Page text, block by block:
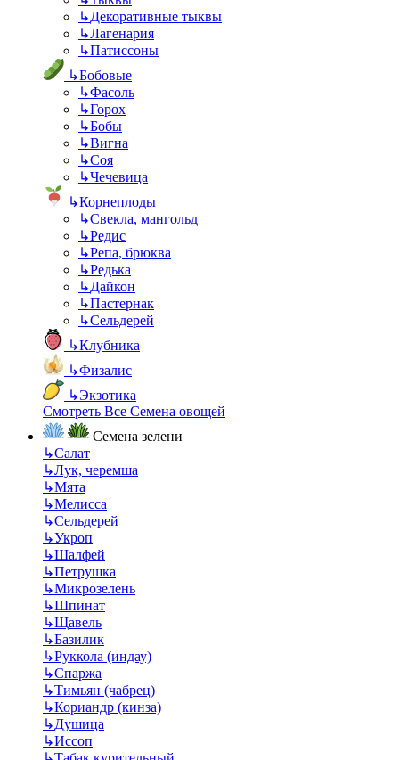
↳Декоративные тыквы
↳Лагенария
↳Патиссоны
↳Бобовые
↳Фасоль
↳Горох
↳Бобы
↳Вигна
↳Соя
↳Чечевица
↳Корнеплоды
↳Свекла, мангольд
↳Редис
↳Репа, брюква
↳Редька
↳Дайкон
↳Пастернак
↳Сельдерей
↳Клубника
↳Физалис
↳Экзотика
Смотреть Все Семена овощей
Семена зелени
↳Салат
↳Лук, черемша
↳Мята
↳Мелисса
↳Сельдерей
↳Укроп
↳Шалфей
↳Петрушка
↳Микрозелень
↳Шпинат
↳Щавель
↳Базилик
↳Руккола (индау)
↳Спаржа
↳Тимьян (чабрец)
↳Кориандр (кинза)
↳Душица
↳Иссоп